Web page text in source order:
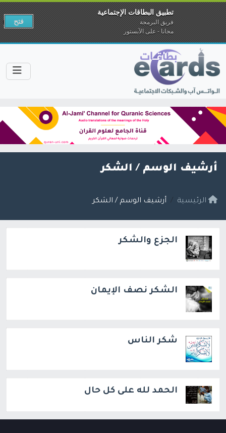
أرشيف الوسم / الشكر
الرئيسية أرشيف الوسم / الشكر
الجزع والشكر
الشكر نصف الإيمان
شكر الناس
الحمد لله على كل حال
تطبيق البطاقات الإجتماعية
فريق البرمجة
مجانا - على الآبستور
فتح